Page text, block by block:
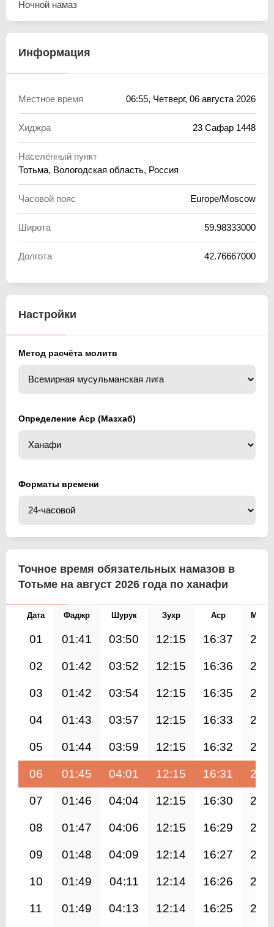
Ночной намаз
Информация
Местное время 06:55, Четверг, 06 августа 2026
Хиджра 23 Сафар 1448
Населённый пункт
Тотьма, Вологодская область, Россия
Часовой пояс Europe/Moscow
Широта 59.98333000
Долгота 42.76667000
Настройки
Метод расчёта молитв
Определение Аср (Мазхаб)
Форматы времени
Точное время обязательных намазов в
Тотьме на август 2026 года по ханафи
Дата Фаджр Шурук Зухр Аср
01 01:41 03:50 12:15 16:37
02 01:42 03:52 12:15 16:36
03 01:42 03:54 12:15 16:35
04 01:43 03:57 12:15 16:33
05 01:44 03:59 12:15 16:32
06 01:45 04:01 12:15 16:31
07 01:46 04:04 12:15 16:30
08 01:47 04:06 12:15 16:29
09 01:48 04:09 12:14 16:27
10 01:49 04:11 12:14 16:26
11 01:49 04:13 12:14 16:25